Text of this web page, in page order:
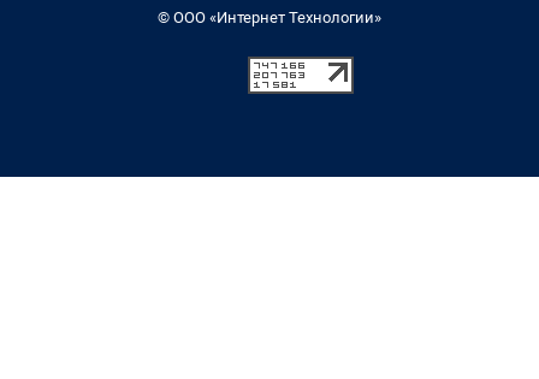
© ООО «Интернет Технологии»